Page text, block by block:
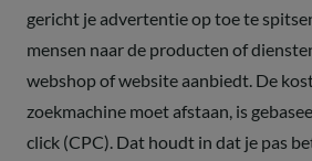
gericht je advertentie op toe te
mensen naar de producten of
webshop of website aanbiedt. De
zoekmachine moet afstaan, is
click (CPC). Dat houdt in dat je pas